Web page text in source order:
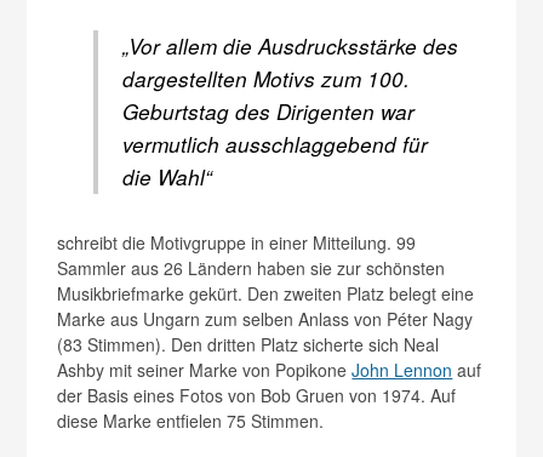
„Vor allem die Ausdrucksstärke des
dargestellten Motivs zum 100.
Geburtstag des Dirigenten war
vermutlich ausschlaggebend für
die Wahl“
schreibt die Motivgruppe in einer Mitteilung. 99
Sammler aus 26 Ländern haben sie zur schönsten
Musikbriefmarke gekürt. Den zweiten Platz belegt eine
Marke aus Ungarn zum selben Anlass von Péter Nagy
(83 Stimmen). Den dritten Platz sicherte sich Neal
Ashby mit seiner Marke von PopikoneJohn Lennon auf
der Basis eines Fotos von Bob Gruen von 1974. Auf
diese Marke entfielen 75 Stimmen.